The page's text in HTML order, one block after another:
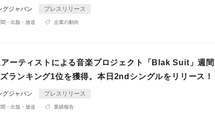
グジャパン プレスリリース
・出版・放送 企業の動向
ーティストによる音楽プロジェクト「Blak Suit」週間
ランキング1位を獲得。本日2ndシングルをリリース！
グジャパン プレスリリース
・出版・放送 業績報告